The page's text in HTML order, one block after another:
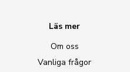
Läs mer
Om oss
Vanliga frågor